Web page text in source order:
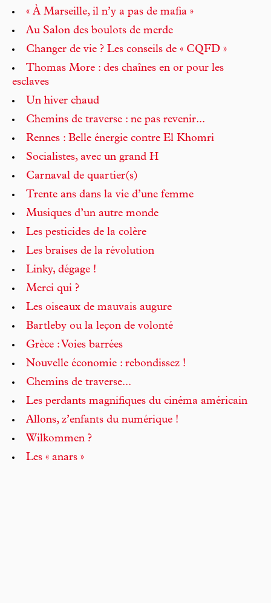
« À Marseille, il n’y a pas de mafia »
Au Salon des boulots de merde
Changer de vie ? Les conseils de « CQFD »
Thomas More : des chaînes en or pour les
esclaves
Un hiver chaud
Chemins de traverse : ne pas revenir...
Rennes : Belle énergie contre El Khomri
Socialistes, avec un grand H
Carnaval de quartier(s)
Trente ans dans la vie d’une femme
Musiques d’un autre monde
Les pesticides de la colère
Les braises de la révolution
Linky, dégage !
Merci qui ?
Les oiseaux de mauvais augure
Bartleby ou la leçon de volonté
Grèce : Voies barrées
Nouvelle économie : rebondissez !
Chemins de traverse...
Les perdants magnifiques du cinéma américain
Allons, z’enfants du numérique !
Wilkommen ?
Les « anars »